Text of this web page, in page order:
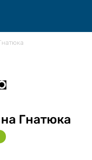
Гнатюка